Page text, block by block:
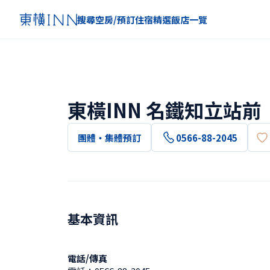
搜尋空房/預訂住宿精選飯店一覽
東橫INN 名鐵知立站前
團體・集體預訂 0566-88-2045
基本資訊
電話/傳真